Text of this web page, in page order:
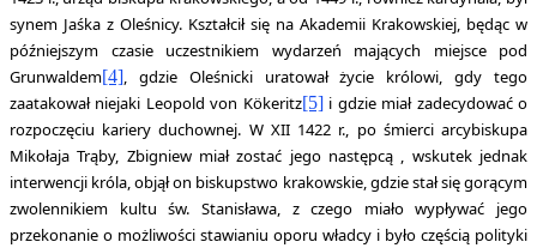
synem Jaśka z Oleśnicy. Kształcił się na Akademii Krakowskiej, będąc w
późniejszym czasie uczestnikiem wydarzeń mających miejsce pod
Grunwaldem[4], gdzie Oleśnicki uratował życie królowi, gdy tego
zaatakował niejaki Leopold von Kökeritz[5]i gdzie miał zadecydować o
rozpoczęciu kariery duchownej. W XII 1422 r., po śmierci arcybiskupa
Mikołaja Trąby, Zbigniew miał zostać jego następcą , wskutek jednak
interwencji króla, objął on biskupstwo krakowskie, gdzie stał się gorącym
zwolennikiem kultu św. Stanisława, z czego miało wypływać jego
przekonanie o możliwości stawianiu oporu władcy i było częścią polityki